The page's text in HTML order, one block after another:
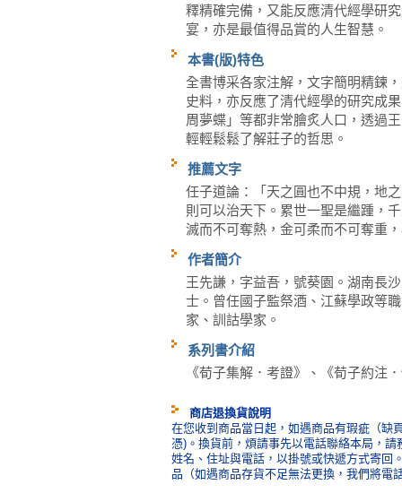
釋精確完備，又能反應清代經學研
宴，亦是最值得品賞的人生智慧。
本書(版)特色
全書博采各家注解，文字簡明精鍊
史料，亦反應了清代經學的研究成
周夢蝶」等都非常膾炙人口，透過
輕輕鬆鬆了解莊子的哲思。
推薦文字
任子道論：「天之圓也不中規，地
則可以治天下。累世一聖是繼踵，
滅而不可奪熱，金可柔而不可奪重
作者簡介
王先謙，字益吾，號葵園。湖南長
士。曾任國子監祭酒、江蘇學政等
家、訓詁學家。
系列書介紹
《荀子集解．考證》、《荀子約注
商店退換貨說明
在您收到商品當日起，如遇商品有瑕疵（缺
憑)。換貨前，煩請事先以電話聯絡本局，
姓名、住址與電話，以掛號或快遞方式寄回
品（如遇商品存貨不足無法更換，我們將電